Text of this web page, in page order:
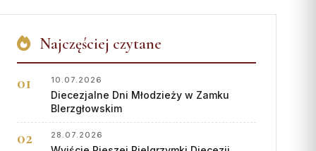
Najczęściej czytane
10.07.2026
Diecezjalne Dni Młodzieży w Zamku
BIerzgłowskim
28.07.2026